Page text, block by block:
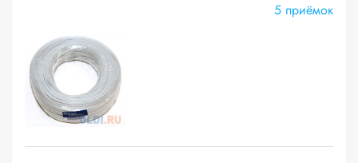
5 приёмок